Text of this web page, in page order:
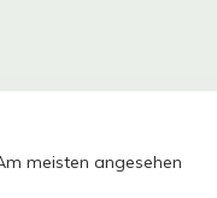
meisten angesehen